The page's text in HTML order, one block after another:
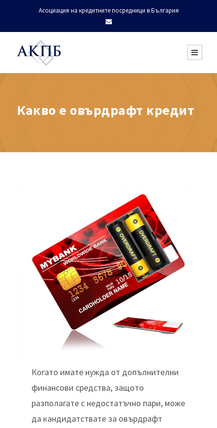
Асоциация на кредитните посредници в България
Какво е овърдрафт кредит
Когато имате нужда от допълнителни
финансови средства, защото
разполагате с недостатъчно пари, може
да кандидатствате за овърдрафт